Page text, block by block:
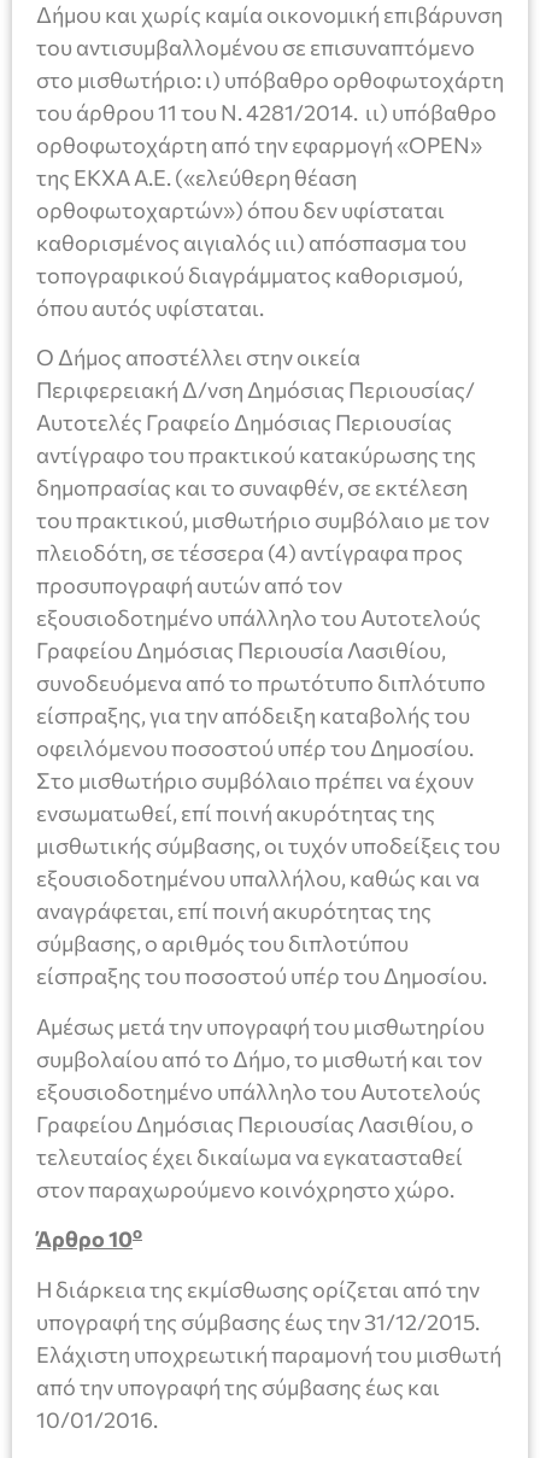
Δήμου και χωρίς καμία οικονομική επιβάρυνση
του αντισυμβαλλομένου σε επισυναπτόμενο
στο μισθωτήριο: ι) υπόβαθρο ορθοφωτοχάρτη
του άρθρου 11 του Ν. 4281/2014. ιι) υπόβαθρο
ορθοφωτοχάρτη από την εφαρμογή «ΟΡΕΝ»
της ΕΚΧΑ Α.Ε. («ελεύθερη θέαση
ορθοφωτοχαρτών») όπου δεν υφίσταται
καθορισμένος αιγιαλός ιιι) απόσπασμα του
τοπογραφικού διαγράμματος καθορισμού,
όπου αυτός υφίσταται.
Ο Δήμος αποστέλλει στην οικεία
Περιφερειακή Δ/νση Δημόσιας Περιουσίας/
Αυτοτελές Γραφείο Δημόσιας Περιουσίας
αντίγραφο του πρακτικού κατακύρωσης της
δημοπρασίας και το συναφθέν, σε εκτέλεση
του πρακτικού, μισθωτήριο συμβόλαιο με τον
πλειοδότη, σε τέσσερα (4) αντίγραφα προς
προσυπογραφή αυτών από τον
εξουσιοδοτημένο υπάλληλο του Αυτοτελούς
Γραφείου Δημόσιας Περιουσία Λασιθίου,
συνοδευόμενα από το πρωτότυπο διπλότυπο
είσπραξης, για την απόδειξη καταβολής του
οφειλόμενου ποσοστού υπέρ του Δημοσίου.
Στο μισθωτήριο συμβόλαιο πρέπει να έχουν
ενσωματωθεί, επί ποινή ακυρότητας της
μισθωτικής σύμβασης, οι τυχόν υποδείξεις του
εξουσιοδοτημένου υπαλλήλου, καθώς και να
αναγράφεται, επί ποινή ακυρότητας της
σύμβασης, ο αριθμός του διπλοτύπου
είσπραξης του ποσοστού υπέρ του Δημοσίου.
Αμέσως μετά την υπογραφή του μισθωτηρίου
συμβολαίου από το Δήμο, το μισθωτή και τον
εξουσιοδοτημένο υπάλληλο του Αυτοτελούς
Γραφείου Δημόσιας Περιουσίας Λασιθίου, ο
τελευταίος έχει δικαίωμα να εγκατασταθεί
στον παραχωρούμενο κοινόχρηστο χώρο.
Άρθρο 10ο
Η διάρκεια της εκμίσθωσης ορίζεται από την
υπογραφή της σύμβασης έως την 31/12/2015.
Ελάχιστη υποχρεωτική παραμονή του μισθωτή
από την υπογραφή της σύμβασης έως και
10/01/2016.